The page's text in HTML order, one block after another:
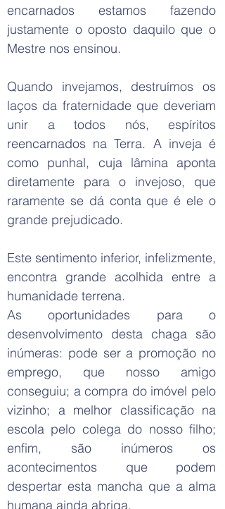
encarnados estamos fazendo
justamente o oposto daquilo que o
Mestre nos ensinou.
Quando invejamos, destruímos os
laços da fraternidade que deveriam
unir a todos nós, espíritos
reencarnados na Terra. A inveja é
como punhal, cuja lâmina aponta
diretamente para o invejoso, que
raramente se dá conta que é ele o
grande prejudicado.
Este sentimento inferior, infelizmente,
encontra grande acolhida entre a
humanidade terrena.
As oportunidades para o
desenvolvimento desta chaga são
inúmeras: pode ser a promoção no
emprego, que nosso amigo
conseguiu; a compra do imóvel pelo
vizinho; a melhor classificação na
escola pelo colega do nosso filho;
enfim, são inúmeros os
acontecimentos que podem
despertar esta mancha que a alma
humana ainda abriga.